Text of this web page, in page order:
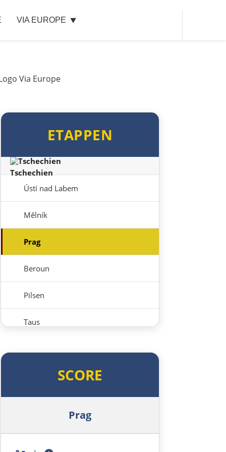
VIA EUROPE
ETAPPEN
Dresden
Sächsische Schweiz
Tschechien
Ústí nad Labem
Mělník
Prag
Beroun
Pilsen
Taus
Deutschland Süd
SCORE
Prag